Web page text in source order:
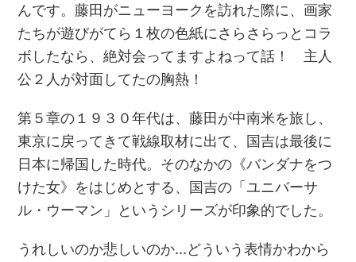
んです。藤田がニューヨークを訪れた際に、画家
たちが遊びがてら１枚の色紙にさらさらっとコラ
ボしたなら、絶対会ってますよねって話！ 主人
公２人が対面してたの胸熱！
第５章の１９３０年代は、藤田が中南米を旅し、
東京に戻ってきて戦線取材に出て、国吉は最後に
日本に帰国した時代。そのなかの《バンダナをつ
けた女》をはじめとする、国吉の「ユニバーサ
ル・ウーマン」というシリーズが印象的でした。
うれしいのか悲しいのか…どういう表情かわから